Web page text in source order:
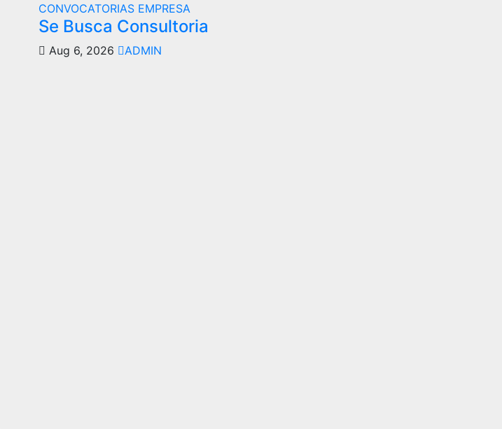
CONVOCATORIAS EMPRESA
Se Busca Consultoria
Aug 6, 2026 ADMIN